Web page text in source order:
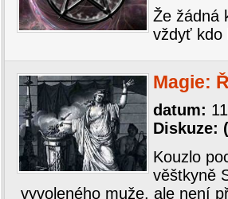
Že žádná
vždyť kdo
Magie:
datum:
Diskuze: (
Kouzlo
věštkyně
vyvoleného muže, ale není